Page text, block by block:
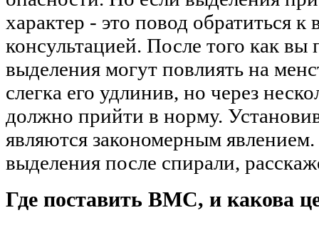
характер - это повод обратиться к
консультацией. После того как
выделения могут повлиять на
слегка его удлинив, но через
должно прийти в норму.
являются закономерным
выделения после спирали,
Где поставить ВМС, и какова